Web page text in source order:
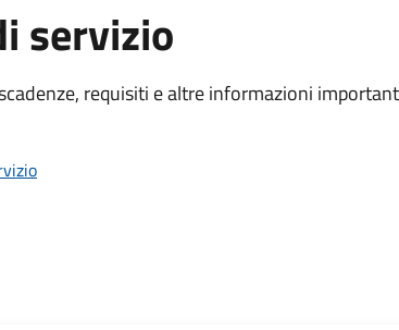
servizio
requisiti e altre informazioni